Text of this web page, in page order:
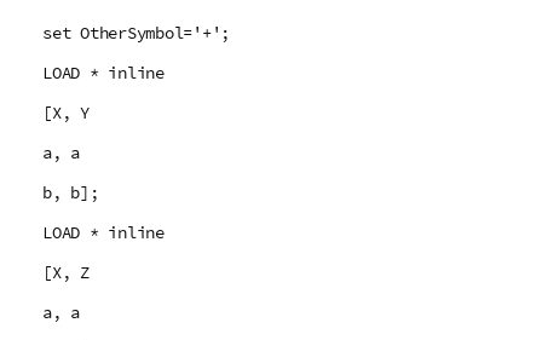
set OtherSymbol='+';
LOAD * inline
[X, Y
a, a
b, b];
LOAD * inline
[X, Z
a, a